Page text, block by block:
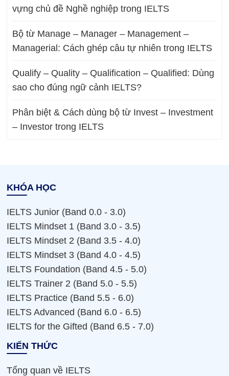
vựng chủ đề Nghề nghiệp trong IELTS
Bộ từ Manage – Manager – Management –
Managerial: Cách ghép câu tự nhiên trong IELTS
Qualify – Quality – Qualification – Qualified: Dùng
sao cho đúng ngữ cảnh IELTS?
Phân biệt & Cách dùng bộ từ Invest – Investment
– Investor trong IELTS
KHÓA HỌC
IELTS Junior (Band 0.0 - 3.0)
IELTS Mindset 1 (Band 3.0 - 3.5)
IELTS Mindset 2 (Band 3.5 - 4.0)
IELTS Mindset 3 (Band 4.0 - 4.5)
IELTS Foundation (Band 4.5 - 5.0)
IELTS Trainer 2 (Band 5.0 - 5.5)
IELTS Practice (Band 5.5 - 6.0)
IELTS Advanced (Band 6.0 - 6.5)
IELTS for the Gifted (Band 6.5 - 7.0)
KIẾN THỨC
Tổng quan về IELTS